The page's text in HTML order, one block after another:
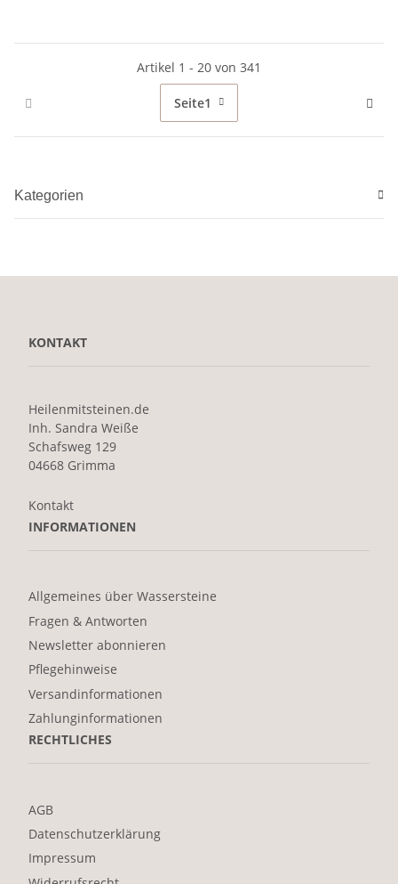
Artikel 1 - 20 von 341
Seite1
Kategorien
KONTAKT
Heilenmitsteinen.de
Inh. Sandra Weiße
Schafsweg 129
04668 Grimma
Kontakt
INFORMATIONEN
Allgemeines über Wassersteine
Fragen & Antworten
Newsletter abonnieren
Pflegehinweise
Versandinformationen
Zahlunginformationen
RECHTLICHES
AGB
Datenschutzerklärung
Impressum